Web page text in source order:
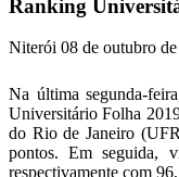
Ranking
Niterói 08 de outubro
Na última segunda-
Universitário Folha
do Rio de Janeiro
pontos. Em seguida,
respectivamente com